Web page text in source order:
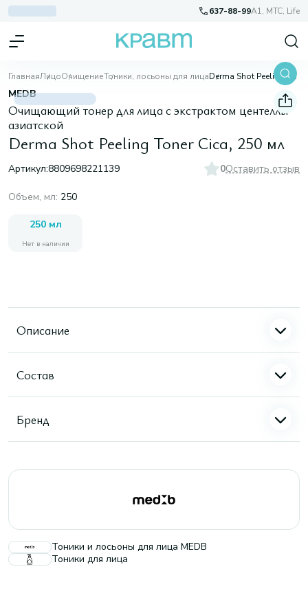
637-88-99A1, МТС, Life
ГлавнаяЛицоОчищениеТоники, лосьоны для лица Derma Shot Peeling Toner Cica, 250 мл
MEDB
Очищающий тонер для лица с экстрактом центеллы
азиатской
Derma Shot Peeling Toner Cica, 250 мл
Артикул:8809698221139 0Оставить отзыв
Объем, мл: 250
250 мл
Нет в наличии
Описание
Состав
Бренд
Тоники и лосьоны для лица MEDB
Тоники для лица